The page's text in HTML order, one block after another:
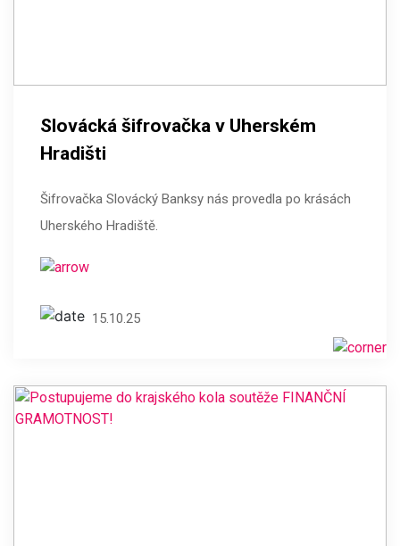
Slovácká šifrovačka v Uherském
Hradišti
Šifrovačka Slovácký Banksy nás provedla po krásách
Uherského Hradiště.
15.10.25